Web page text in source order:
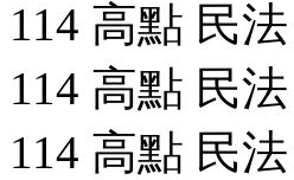
114 高點 民
114 高點 民
114 高點 民